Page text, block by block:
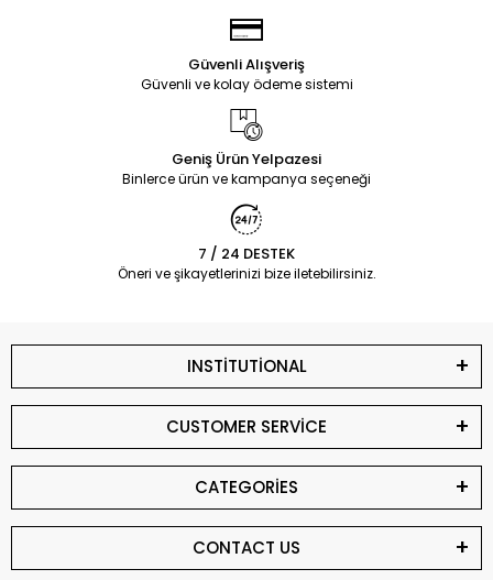
Güvenli Alışveriş
Güvenli ve kolay ödeme sistemi
Geniş Ürün Yelpazesi
Binlerce ürün ve kampanya seçeneği
7 / 24 DESTEK
Öneri ve şikayetlerinizi bize iletebilirsiniz.
INSTİTUTİONAL
CUSTOMER SERVİCE
CATEGORİES
CONTACT US